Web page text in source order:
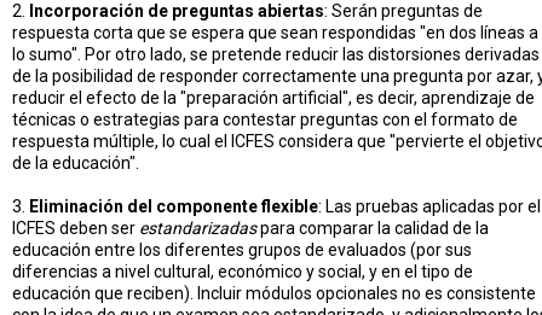
2. Incorporación de preguntas abiertas: Serán preguntas de
respuesta corta que se espera que sean respondidas "en dos líneas a
lo sumo". Por otro lado, se pretende reducir las distorsiones derivadas
de la posibilidad de responder correctamente una pregunta por azar,
reducir el efecto de la "preparación artificial", es decir, aprendizaje de
técnicas o estrategias para contestar preguntas con el formato de
respuesta múltiple, lo cual el ICFES considera que "pervierte el
de la educación".
3. Eliminación del componente flexible: Las pruebas aplicadas por el
ICFES deben ser estandarizadaspara comparar la calidad de la
educación entre los diferentes grupos de evaluados (por sus
diferencias a nivel cultural, económico y social, y en el tipo de
educación que reciben). Incluir módulos opcionales no es consistente